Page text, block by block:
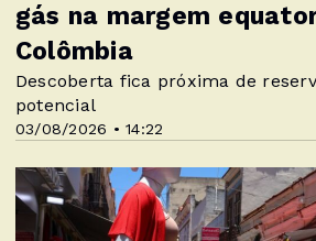
03/08/2026 • 14:22
gás na margem
Colômbia
Descoberta fica próxima de
potencial